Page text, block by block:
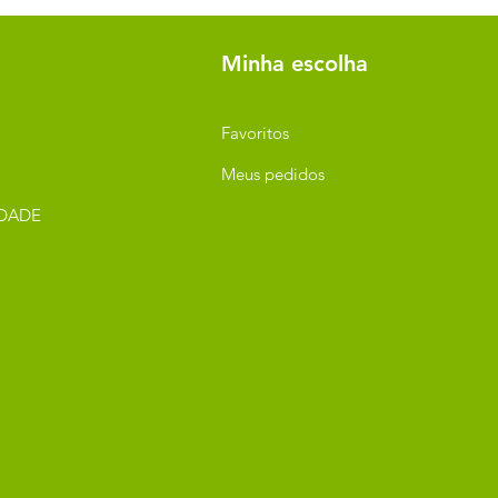
Minha escolha
Favoritos
Meus pedidos